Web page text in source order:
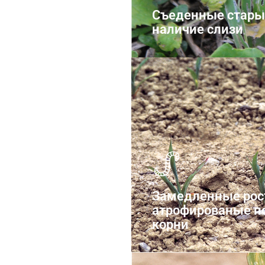
Съеденные
наличие слизи
Замедленные
атрофированые
корни